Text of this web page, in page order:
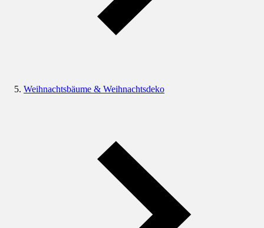
Weihnachtsbäume & Weihnachtsdeko